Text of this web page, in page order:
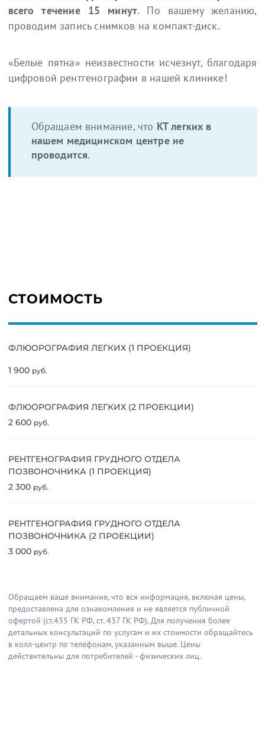
всего течение 15 минут. По вашему желанию,
проводим запись снимков на компакт-диск.
«Белые пятна» неизвестности исчезнут, благодаря
цифровой рентгенографии в нашей клинике!
Обращаем внимание, что КТ легких в
нашем медицинском центре не
проводится.
СТОИМОСТЬ
ФЛЮОРОГРАФИЯ ЛЕГКИХ (1 ПРОЕКЦИЯ)
1 900 руб.
ФЛЮОРОГРАФИЯ ЛЕГКИХ (2 ПРОЕКЦИИ)
2 600 руб.
РЕНТГЕНОГРАФИЯ ГРУДНОГО ОТДЕЛА
ПОЗВОНОЧНИКА (1 ПРОЕКЦИЯ)
2 300 руб.
РЕНТГЕНОГРАФИЯ ГРУДНОГО ОТДЕЛА
ПОЗВОНОЧНИКА (2 ПРОЕКЦИИ)
3 000 руб.
Обращаем ваше внимание, что вся информация, включая цены,
предоставлена для ознакомления и не является публичной
офертой (ст.435 ГК РФ, cт. 437 ГК РФ). Для получения более
детальных консультаций по услугам и их стоимости обращайтесь
в колл-центр по телефонам, указанным выше. Цены
действительны для потребителей - физических лиц.